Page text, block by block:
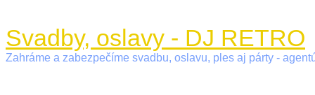
Svadby, oslavy - DJ RETRO
Zahráme a zabezpečíme svadbu, oslavu, ples aj párty -